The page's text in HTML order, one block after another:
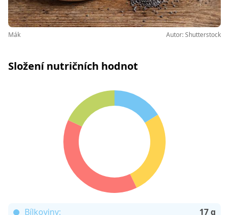
Mák Autor: Shutterstock
Složení nutričních hodnot
Bílkoviny:
17 g